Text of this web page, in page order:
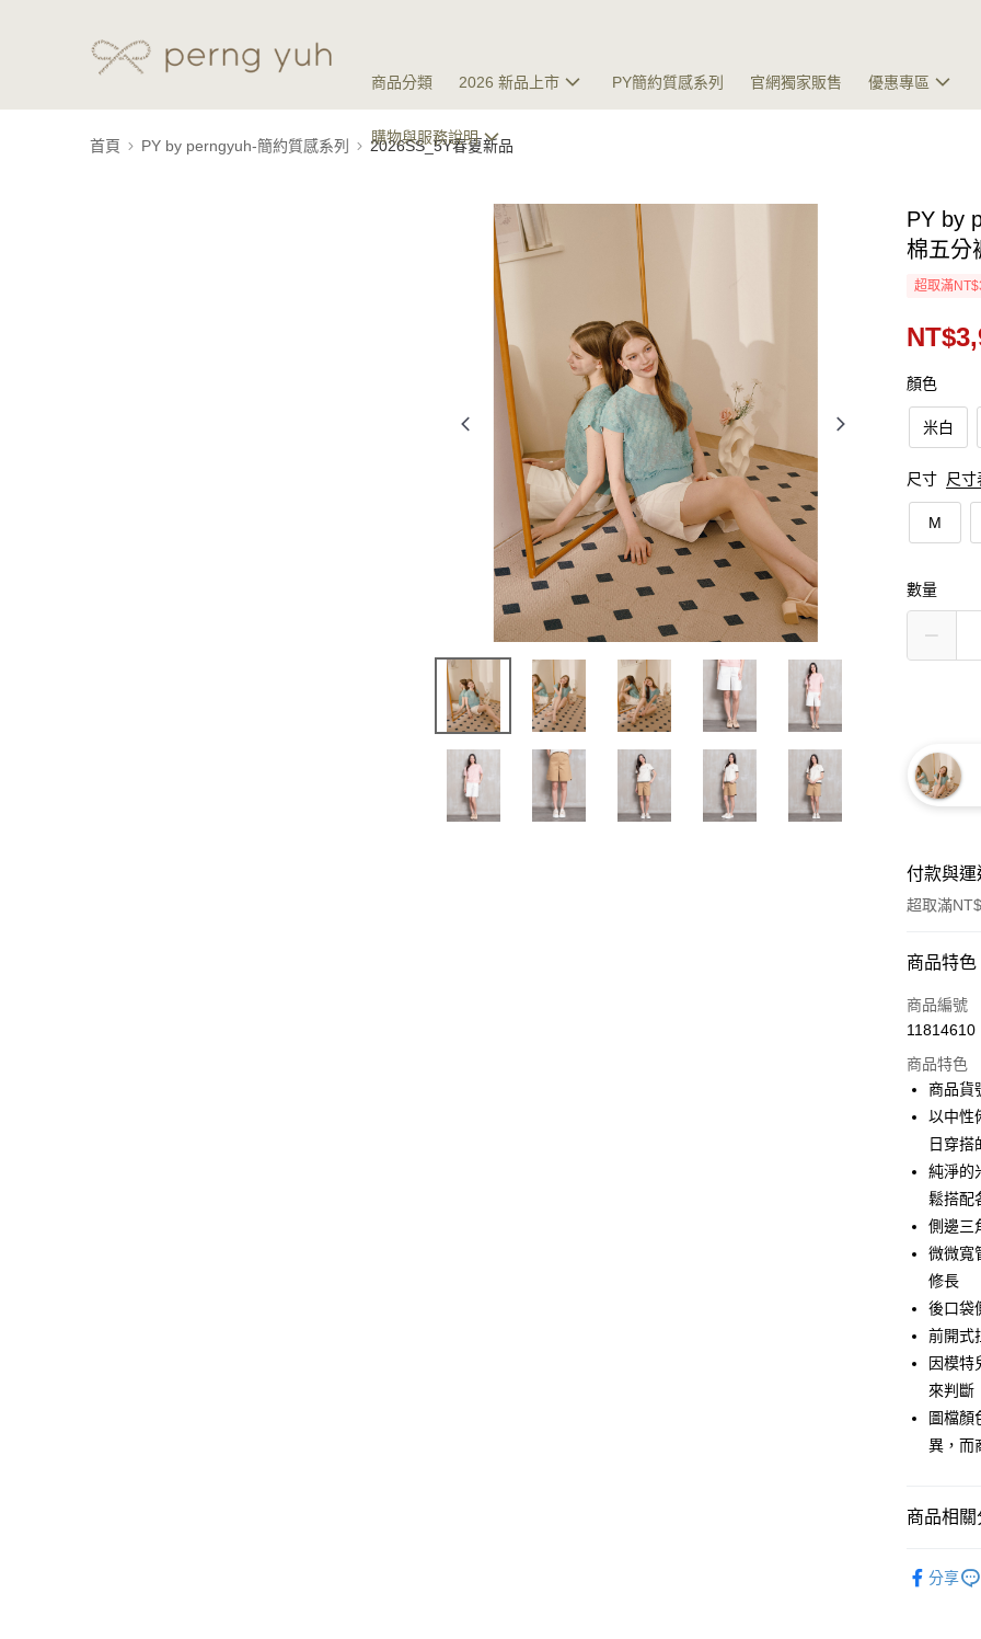
商品分類 2026 新品上市 PY簡約質感系列 官網獨家販售 優惠專區
購物與服務說明
首頁 PY by perngyuh-簡約質感系列 2026SS_5Y春夏新品
PY by
棉五分
超取滿
顏色
米白
尺寸 尺寸
M
數量
付款與
超取滿
付款方式
信用卡一
3 期
合作金
華南商
國泰世
臺灣中
匯豐（
聯邦商
元大商
台新國
台灣樂
LINE Pay
街口支付
相關說明
【關於「
AFTEE先
便利好安
１．簡單
２．便利
３．安心
【「
１．於結
３．收到
／ATM／
先享後付
ATM付款
運送方式
付款後全
每筆
每筆
每筆
商品特色
商品編號
11814610
商品特色
商品貨
以中性
日穿搭
純淨的
鬆搭配
側邊三
微微寬
修長
後口袋
前開式
因模特
來判斷
圖檔顏
異，而
商品相關
分享